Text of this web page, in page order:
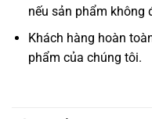
nếu sản phẩm không
Khách hàng hoàn
phẩm của chúng tôi.